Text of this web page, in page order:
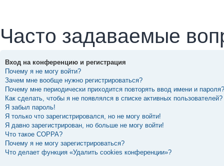
Часто задаваемые
Вход на конференцию и регистрация
Почему я не могу войти?
Зачем мне вообще нужно регистрироваться?
Почему мне периодически приходится повторять ввод имени и пароля?
Как сделать, чтобы я не появлялся в списке активных пользователей?
Я забыл пароль!
Я только что зарегистрировался, но не могу войти!
Я давно зарегистрирован, но больше не могу войти!
Что такое COPPA?
Почему я не могу зарегистрироваться?
Что делает функция «Удалить cookies конференции»?